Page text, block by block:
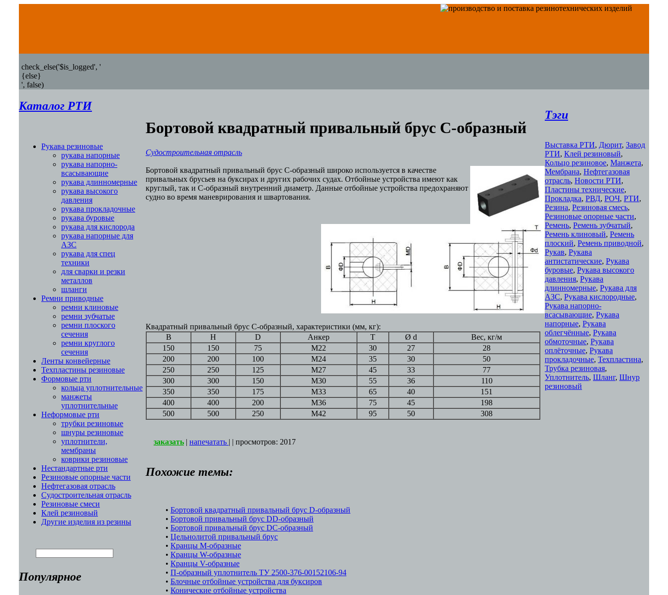
check_else('$is_logged', '
{else}
', false)
Каталог РТИ
Рукава резиновые
рукава напорные
рукава напорно-
всасывающие
рукава длинномерные
рукава высокого
давления
рукава прокладочные
рукава буровые
рукава для кислорода
рукава напорные для
АЗС
рукава для спец
техники
для сварки и резки
металлов
шланги
Ремни приводные
ремни клиновые
ремни зубчатые
ремни плоского
сечения
ремни круглого
сечения
Ленты конвейерные
Техпластины резиновые
Формовые рти
кольца уплотнительные
манжеты
уплотнительные
Неформовые рти
трубки резиновые
шнуры резиновые
уплотнители,
мембраны
коврики резиновые
Нестандартные рти
Резиновые опорные части
Нефтегазовая отрасль
Судостроительная отрасль
Резиновые смеси
Клей резиновый
Другие изделия из резины
Популярное
Бортовой квадратный привальный брус C-образный
Судостроительная отрасль
Бортовой квадратный привальный брус С-образный широко используется в качестве
привальных брусьев на буксирах и других рабочих судах. Отбойные устройства имеют как
круглый, так и С-образный внутренний диаметр. Данные отбойные устройства предохраняют
судно во время маневрирования и швартования.
Квадратный привальный брус C-образный, характеристики (мм, кг):
B
H D Анкер T Ø d
Вес, кг/м
150
150 75 M22 30 27
28
200
200 100 M24 35 30
50
250
250 125 M27 45 33
77
300
300 150 M30 55 36
110
350
350 175 M33 65 40
151
400
400 200 M36 75 45
198
500
500 250 M42 95 50 308
заказать | напечатать | | просмотров: 2017
Похожие темы:
• Бортовой квадратный привальный брус D-образный
• Бортовой привальный брус DD-образный
• Бортовой привальный брус DC-образный
• Цельнолитой привальный брус
• Кранцы М-образные
• Кранцы W-образные
• Кранцы V-образные
• П-образный уплотнитель ТУ 2500-376-00152106-94
• Блочные отбойные устройства для буксиров
• Конические отбойные устройства
Тэги
Выставка РТИ, Дюрит, Завод
РТИ, Клей резиновый,
Кольцо резиновое, Манжета,
Мембрана, Нефтегазовая
отрасль, Новости РТИ,
Пластины технические,
Прокладка, РВД, РОЧ, РТИ,
Резина, Резиновая смесь,
Резиновые опорные части,
Ремень, Ремень зубчатый,
Ремень клиновый, Ремень
плоский, Ремень приводной,
Рукав, Рукава
антистатические, Рукава
буровые, Рукава высокого
давления, Рукава
длинномерные, Рукава для
АЗС, Рукава кислородные,
Рукава напорно-
всасывающие, Рукава
напорные, Рукава
облегчённые, Рукава
обмоточные, Рукава
оплёточные, Рукава
прокладочные, Техпластина,
Трубка резиновая,
Уплотнитель, Шланг, Шнур
резиновый